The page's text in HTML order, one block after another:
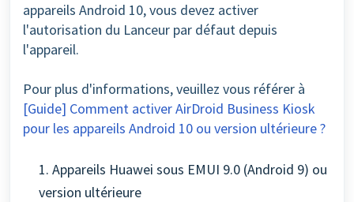
appareils Android 10, vous devez activer
l'autorisation du Lanceur par défaut depuis
l'appareil.
Pour plus d'informations, veuillez vous référer à
[Guide] Comment activer AirDroid Business Kiosk
pour les appareils Android 10 ou version ultérieure ?
1. Appareils Huawei sous EMUI 9.0 (Android 9) ou
version ultérieure